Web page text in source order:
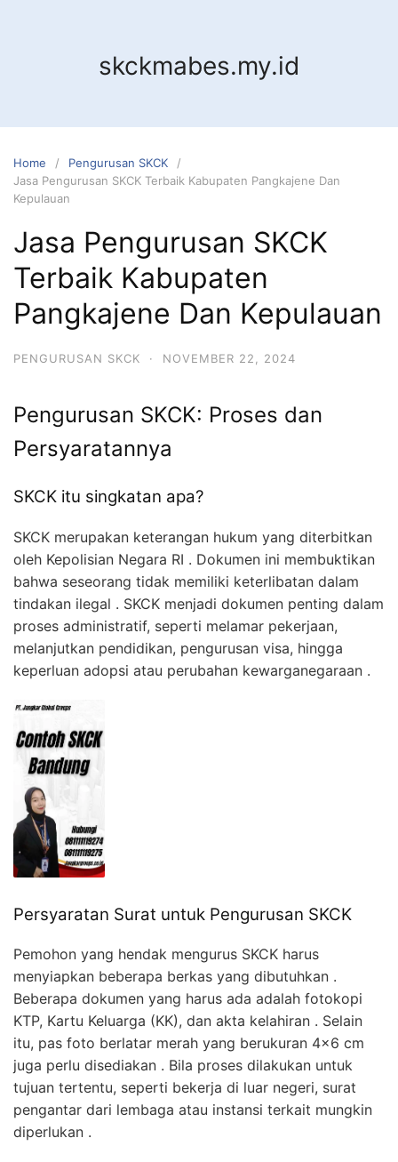
skckmabes.my.id
Home
Pengurusan SKCK
Jasa Pengurusan SKCK Terbaik Kabupaten Pangkajene Dan
Kepulauan
Jasa Pengurusan SKCK
Terbaik Kabupaten
Pangkajene Dan Kepulauan
PENGURUSAN SKCK · NOVEMBER 22, 2024
Pengurusan SKCK: Proses dan
Persyaratannya
SKCK itu singkatan apa?
SKCK merupakan keterangan hukum yang diterbitkan
oleh Kepolisian Negara RI . Dokumen ini membuktikan
bahwa seseorang tidak memiliki keterlibatan dalam
tindakan ilegal . SKCK menjadi dokumen penting dalam
proses administratif, seperti melamar pekerjaan,
melanjutkan pendidikan, pengurusan visa, hingga
keperluan adopsi atau perubahan kewarganegaraan .
Persyaratan Surat untuk Pengurusan SKCK
Pemohon yang hendak mengurus SKCK harus
menyiapkan beberapa berkas yang dibutuhkan .
Beberapa dokumen yang harus ada adalah fotokopi
KTP, Kartu Keluarga (KK), dan akta kelahiran . Selain
itu, pas foto berlatar merah yang berukuran 4×6 cm
juga perlu disediakan . Bila proses dilakukan untuk
tujuan tertentu, seperti bekerja di luar negeri, surat
pengantar dari lembaga atau instansi terkait mungkin
diperlukan .